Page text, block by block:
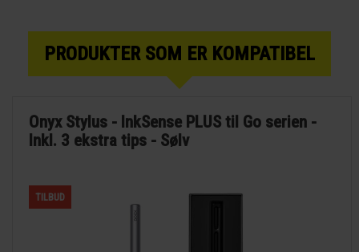
PRODUKTER SOM ER KOMPATIBEL
Onyx Stylus - InkSense PLUS til Go serien -
Inkl. 3 ekstra tips - Sølv
TILBUD